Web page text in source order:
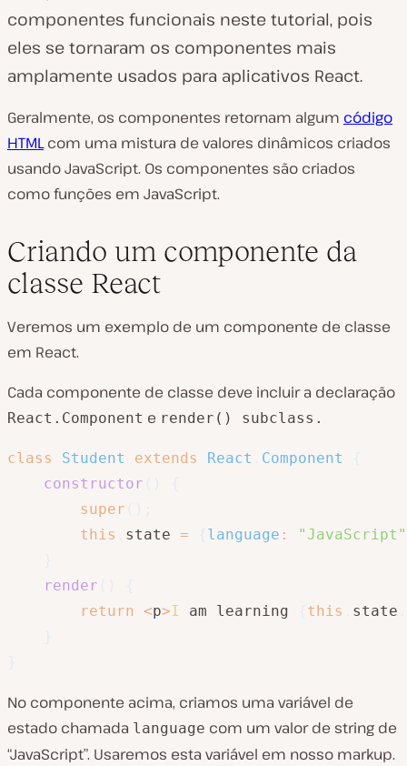
componentes funcionais neste tutorial, pois
eles se tornaram os componentes mais
amplamente usados para aplicativos React.
Geralmente, os componentes retornam algum código
HTMLcom uma mistura de valores dinâmicos criados
usando JavaScript. Os componentes são criados
como funções em JavaScript.
Criando um componente da
classe React
Veremos um exemplo de um componente de classe
em React.
Cada componente de classe deve incluir a declaração
React.Component e render() subclass.
class Student extends React Component
constructor
super
this
state = language :
"JavaScript"
render
return <p>I am learning this state
No componente acima, criamos uma variável de
estado chamada language com um valor de string de
“JavaScript”. Usaremos esta variável em nosso markup.